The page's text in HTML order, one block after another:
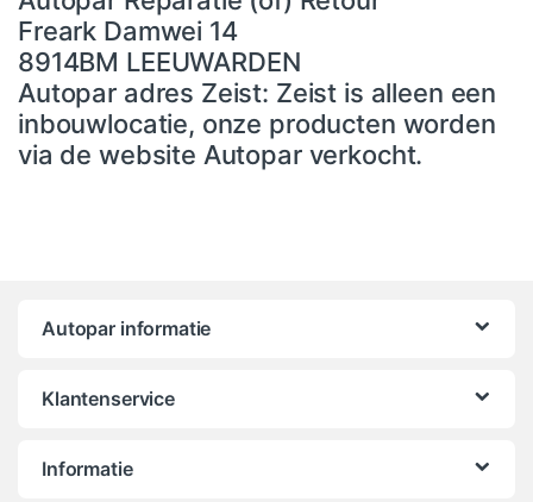
Freark Damwei 14
8914BM LEEUWARDEN
Autopar adres Zeist: Zeist is alleen een
inbouwlocatie, onze producten worden
via de website Autopar verkocht.
Autopar informatie
Klantenservice
Informatie